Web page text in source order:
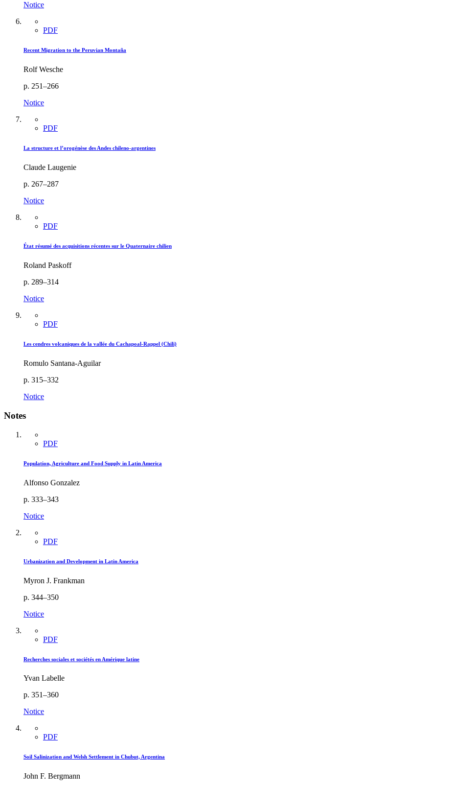
Notice
PDF
Recent Migration to the Peruvian Montaña
Rolf Wesche
p. 251–266
Notice
PDF
La structure et l’orogénèse des Andes chileno-argentines
Claude Laugenie
p. 267–287
Notice
PDF
État résumé des acquisitions récentes sur le Quaternaire chilien
Roland Paskoff
p. 289–314
Notice
PDF
Les cendres volcaniques de la vallée du Cachapoal-Rappel (Chili)
Romulo Santana-Aguilar
p. 315–332
Notice
Notes
PDF
Population, Agriculture and Food Supply in Latin America
Alfonso Gonzalez
p. 333–343
Notice
PDF
Urbanization and Development in Latin America
Myron J. Frankman
p. 344–350
Notice
PDF
Recherches sociales et sociétés en Amérique latine
Yvan Labelle
p. 351–360
Notice
PDF
Soil Salinization and Welsh Settlement in Chubut, Argentina
John F. Bergmann